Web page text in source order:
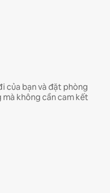
của bạn và đặt phòng
không cần cam kết